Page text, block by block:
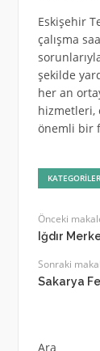
Eskişehir
çalışma
şekilde
her an
hizmetleri,
önemli bir
KATEGORILER
Önceki
Iğdır
Sonraki
Sakarya
Ara